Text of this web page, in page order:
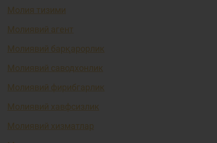
Молия тизими
Молиявий агент
Молиявий барқарорлик
Молиявий саводхонлик
Молиявий фирибгарлик
Молиявий хавфсизлик
Молиявий хизматлар